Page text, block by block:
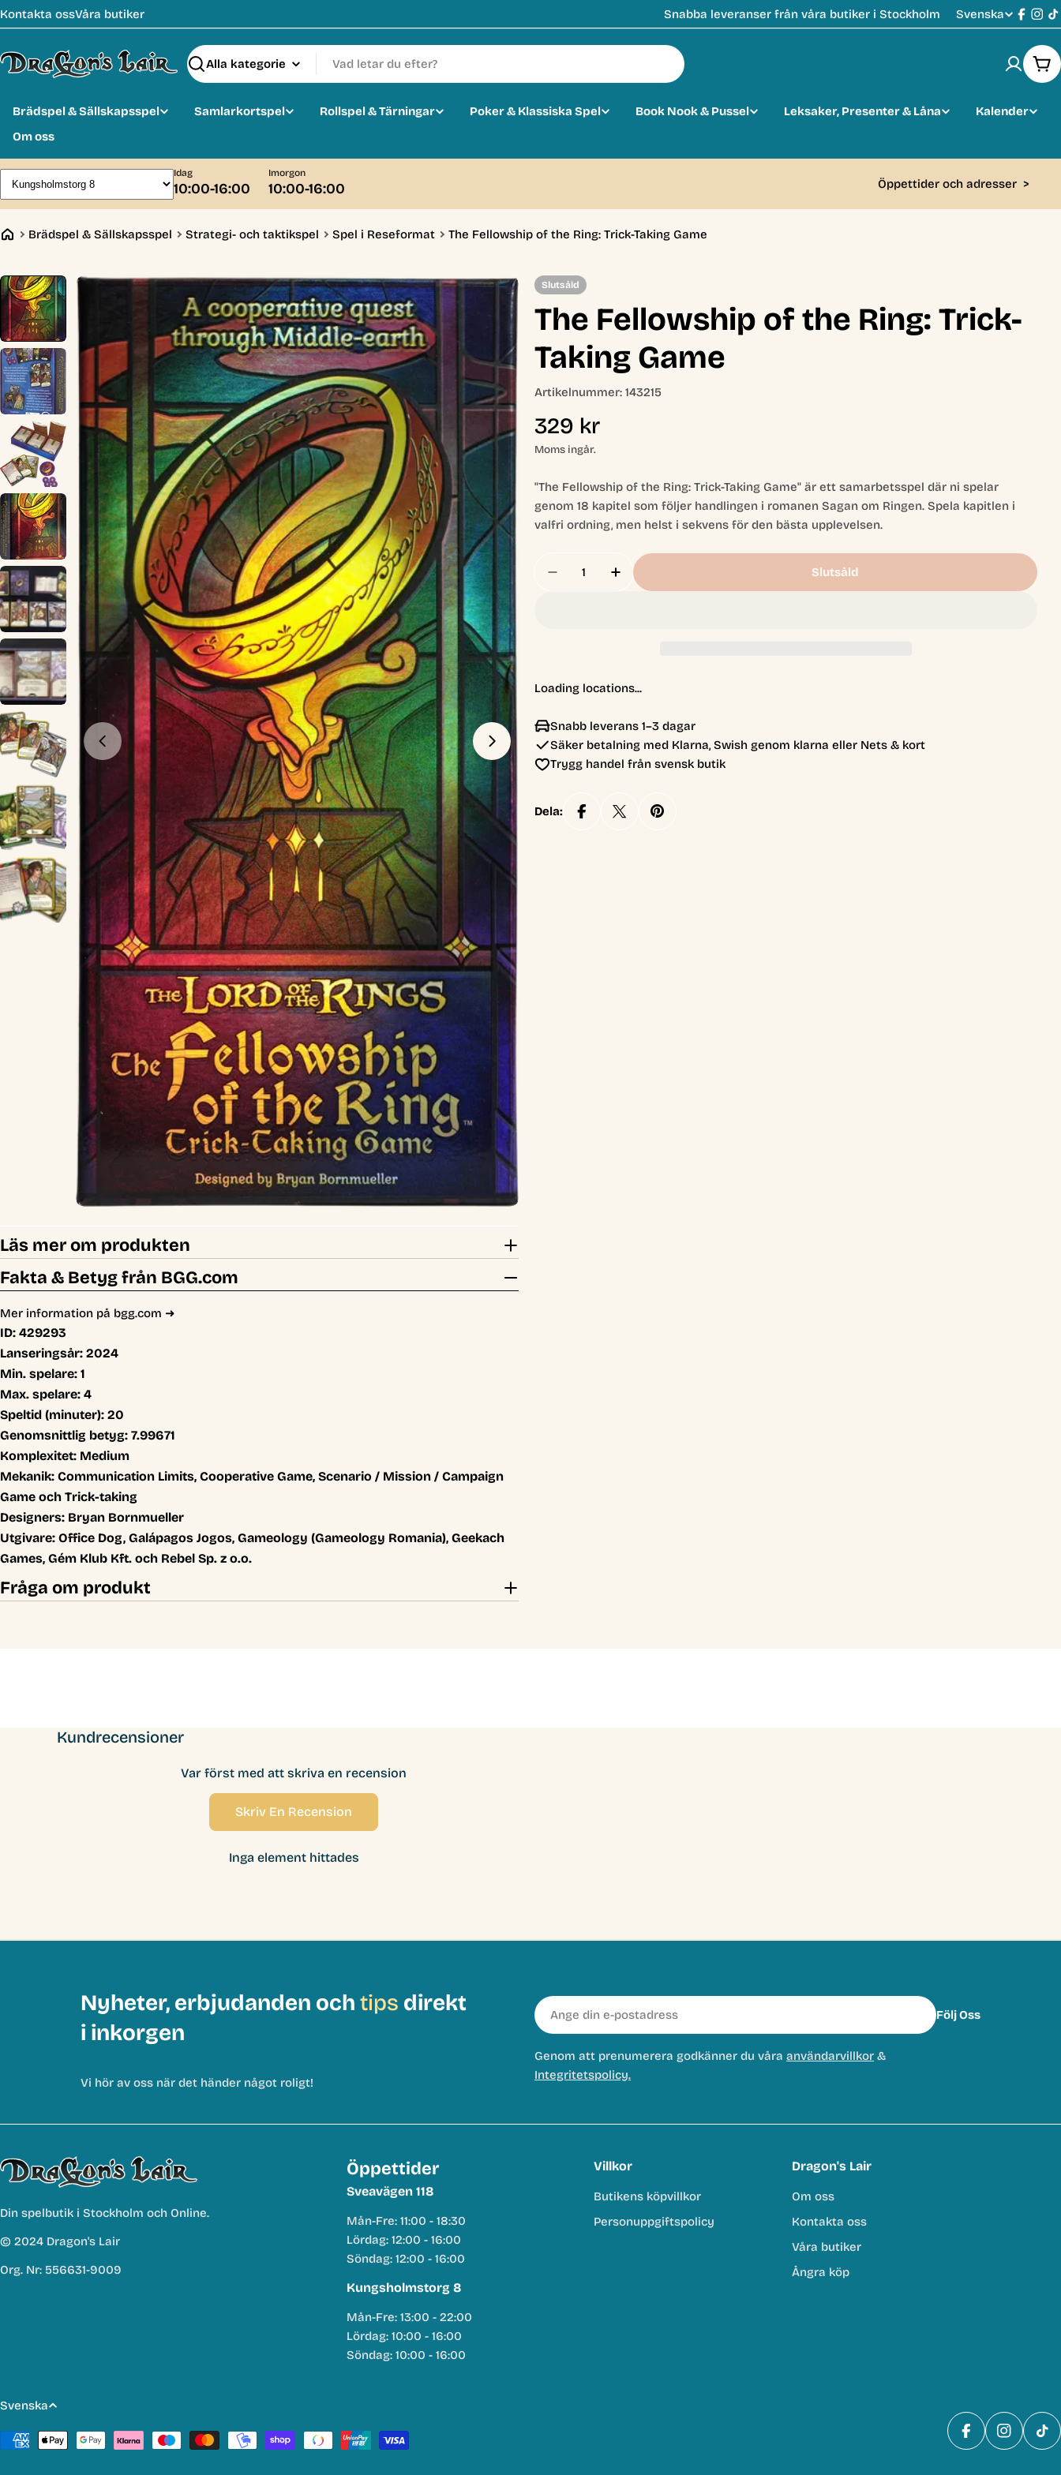
Hoppa
till
Kontakta ossVåra butiker Snabba leveranser från våra butiker i Stockholm
S
k
Svenska
Sök
Brädspel & Sällskapsspel Samlarkortspel Rollspel & Tärningar Poker & Klassiska Spel Book Nook & Pussel Leksaker, Presenter & Låna
Kalender
Om oss
Idag
10:00-16:00
Imorgon
10:00-16:00 Öppettider och adresser >
Brädspel & Sällskapsspel Strategi- och taktikspel Spel i Reseformat The Fellowship of the Ring: Trick-Taking Game
Öppna media 0 i modal Öppna media 1 i modal
Öppna media
Läs mer om produkten
Fakta & Betyg från BGG.com
Mer information på bgg.com ➜
ID: 429293
Lanseringsår: 2024
Min. spelare: 1
Max. spelare: 4
Speltid (minuter): 20
Genomsnittlig betyg: 7.99671
Komplexitet: Medium
Mekanik: Communication Limits, Cooperative Game, Scenario / Mission / Campaign
Game och Trick-taking
Designers: Bryan Bornmueller
Utgivare: Office Dog, Galápagos Jogos, Gameology (Gameology Romania), Geekach
Games, Gém Klub Kft. och Rebel Sp. z o.o.
Fråga om produkt
Slutsåld
The Fellowship of the Ring: Trick-
Taking Game
Artikelnummer: 143215
Ordinarie
pris
329 kr
Moms ingår.
"The Fellowship of the Ring: Trick-Taking Game" är ett samarbetsspel där ni spelar
genom 18 kapitel som följer handlingen i romanen Sagan om Ringen. Spela kapitlen i
valfri ordning, men helst i sekvens för den bästa upplevelsen.
Minska Antal För The Fellowship Of The Ring: Trick-Taking Game
Öka Antal För The Fellowship Of The Ring: Trick-Taking Game
Slutsåld
Loading locations...
Snabb leverans 1–3 dagar
Säker betalning med Klarna, Swish genom klarna eller Nets & kort
Trygg handel från svensk butik
Dela:
Kundrecensioner
Var först med att skriva en recension
Skriv En Recension
Inga element hittades
Nyheter, erbjudanden och tips direkt
i inkorgen
Vi hör av oss när det händer något roligt!
E-
post
Följ Oss
Genom att prenumerera godkänner du våra användarvillkor &
Integritetspolicy.
Din spelbutik i Stockholm och Online.
© 2024 Dragon's Lair
Org. Nr: 556631-9009
Öppettider
Sveavägen 118
Mån-Fre: 11:00 - 18:30
Lördag: 12:00 - 16:00
Söndag: 12:00 - 16:00
Kungsholmstorg 8
Mån-Fre: 13:00 - 22:00
Lördag: 10:00 - 16:00
Söndag: 10:00 - 16:00
Villkor
Butikens köpvillkor
Personuppgiftspolicy
Dragon's Lair
Om oss
Kontakta oss
Våra butiker
Ångra köp
S
p
Svenska
Betalmetoder Facebook